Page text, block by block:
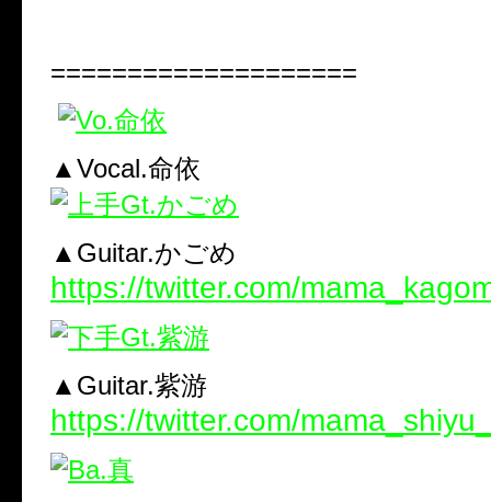
====================
▲Vocal.命依
▲Guitar.かごめ
https://twitter.com/
▲Guitar.紫游
https://twitter.com/